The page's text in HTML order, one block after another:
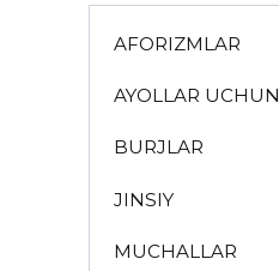
AFORIZMLAR
AYOLLAR UCHUN
BURJLAR
JINSIY
MUCHALLAR